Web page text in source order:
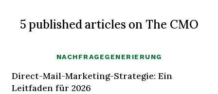
5 published articles on The CMO
NACHFRAGEGENERIERUNG
Direct-Mail-Marketing-Strategie: Ein
Leitfaden für 2026